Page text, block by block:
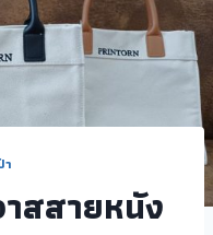
สสายหนัง